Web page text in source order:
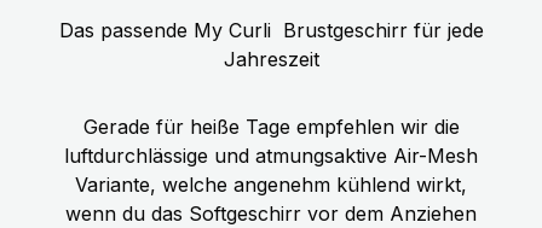
Das passende My Curli Brustgeschirr für jede
Jahreszeit
Gerade für heiße Tage empfehlen wir die
luftdurchlässige und atmungsaktive Air-Mesh
Variante, welche angenehm kühlend wirkt,
wenn du das Softgeschirr vor dem Anziehen